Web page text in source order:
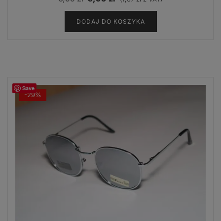
cena
wynosiła:
6,99 zł.
cena
wynosi:
5,99 zł.
DODAJ DO KOSZYKA
Save
-29%